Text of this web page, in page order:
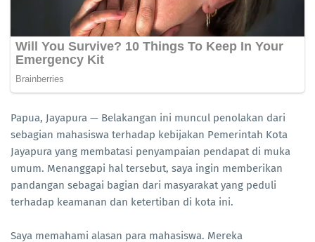
Papua, Jayapura — Belakangan ini muncul penolakan dari
sebagian mahasiswa terhadap kebijakan Pemerintah Kota
Jayapura yang membatasi penyampaian pendapat di muka
umum. Menanggapi hal tersebut, saya ingin memberikan
pandangan sebagai bagian dari masyarakat yang peduli
terhadap keamanan dan ketertiban di kota ini.
Saya memahami alasan para mahasiswa. Mereka